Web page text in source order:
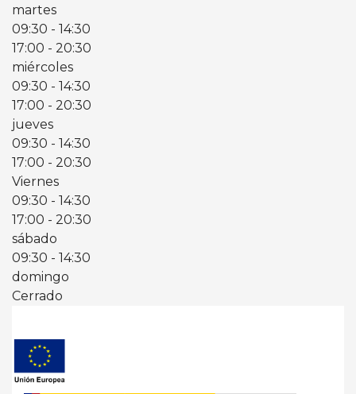
martes
09:30 - 14:30
17:00 - 20:30
miércoles
09:30 - 14:30
17:00 - 20:30
jueves
09:30 - 14:30
17:00 - 20:30
Viernes
09:30 - 14:30
17:00 - 20:30
sábado
09:30 - 14:30
domingo
Cerrado